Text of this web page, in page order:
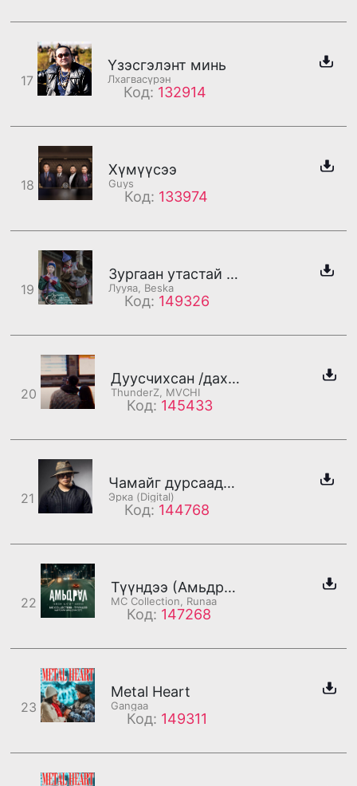
17
Үзэсгэлэнт минь
Лхагвасүрэн
Код: 132914
18
Хүмүүсээ
Guys
Код: 133974
19
Зургаан утастай банзан гитар /2-р бадаг/
Лууяа, Beska
Код: 149326
20
Дуусчихсан /дахилт/
ThunderZ, MVCHI
Код: 145433
21
Чамайг дурсаад /бадаг/
Эрка (Digital)
Код: 144768
22
Түүндээ (Амьдрал - OST) /бадаг/
MC Collection, Runaa
Код: 147268
23
Metal Heart
Gangaa
Код: 149311